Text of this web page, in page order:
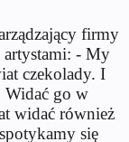
firmy
artystami: - My
czekolady. I
Widać go w
widać również
się